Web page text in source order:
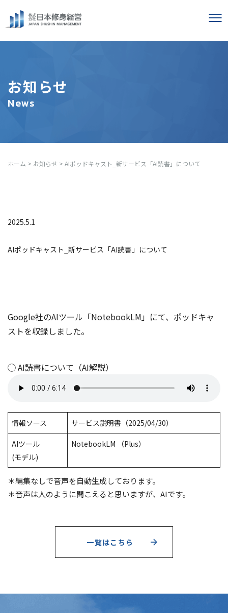
お知らせ
News
ホーム > お知らせ > AIポッドキャスト_新サービス「AI読書」について
2025.5.1
AIポッドキャスト_新サービス「AI読書」について
Google社のAIツール「NotebookLM」にて、ポッドキャ
ストを収録しました。
◯ AI読書について（AI解説）
情報ソース サービス説明書（2025/04/30）
AIツール
(モデル)
NotebookLM （Plus）
＊編集なしで音声を自動生成しております。
＊音声は人のように聞こえると思いますが、AIです。
一覧はこちら